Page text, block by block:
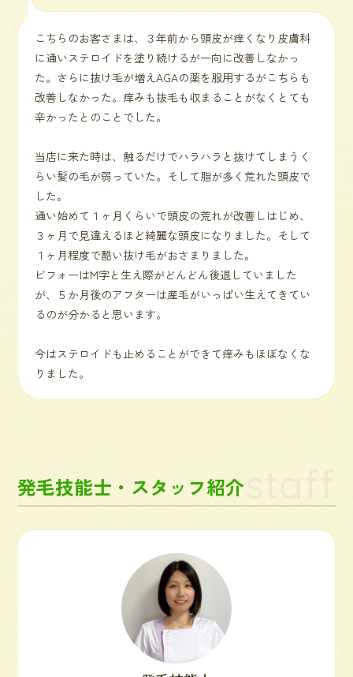
こちらのお客さまは、３年前から頭皮が痒くなり皮膚科
に通いステロイドを塗り続けるが一向に改善しなかっ
た。さらに抜け毛が増えAGAの薬を服用するがこちらも
改善しなかった。痒みも抜毛も収まることがなくとても
辛かったとのことでした。
当店に来た時は、触るだけでハラハラと抜けてしまうく
らい髪の毛が弱っていた。そして脂が多く荒れた頭皮で
した。
通い始めて１ヶ月くらいで頭皮の荒れが改善しはじめ、
３ヶ月で見違えるほど綺麗な頭皮になりました。そして
１ヶ月程度で酷い抜け毛がおさまりました。
ビフォーはM字と生え際がどんどん後退していました
が、５か月後のアフターは産毛がいっぱい生えてきてい
るのが分かると思います。
今はステロイドも止めることができて痒みもほぼなくな
りました。
発毛技能士・スタッフ紹介